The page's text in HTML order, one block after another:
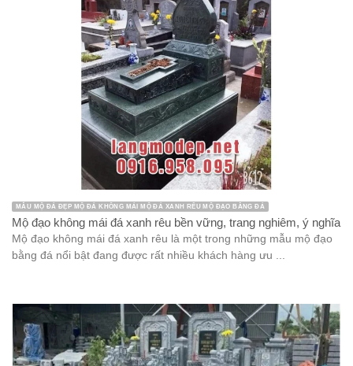
MẪU MỘ ĐÁ ĐẸP MỘ ĐÁ KHÔNG MÁI MỘ ĐÁ XANH RÊU MỘ ĐẠO BẰNG ĐÁ
Mộ đạo không mái đá xanh rêu bền vững, trang nghiêm, ý nghĩa
Mộ đạo không mái đá xanh rêu là một trong những mẫu mộ đạo
bằng đá nổi bật đang được rất nhiều khách hàng ưu ...